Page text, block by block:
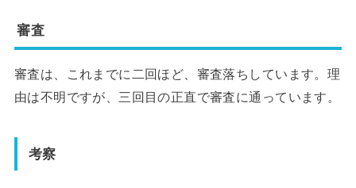
審査
審査は、これまでに二回ほど、審査落ちしています。理
由は不明ですが、三回目の正直で審査に通っています。
考察